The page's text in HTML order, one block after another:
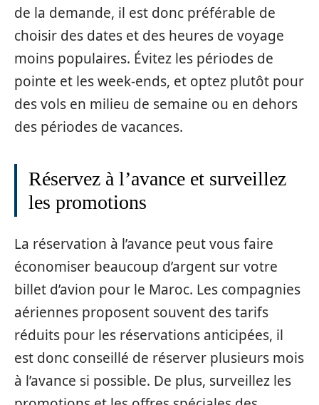
de la demande, il est donc préférable de
choisir des dates et des heures de voyage
moins populaires. Évitez les périodes de
pointe et les week-ends, et optez plutôt pour
des vols en milieu de semaine ou en dehors
des périodes de vacances.
Réservez à l’avance et surveillez
les promotions
La réservation à l’avance peut vous faire
économiser beaucoup d’argent sur votre
billet d’avion pour le Maroc. Les compagnies
aériennes proposent souvent des tarifs
réduits pour les réservations anticipées, il
est donc conseillé de réserver plusieurs mois
à l’avance si possible. De plus, surveillez les